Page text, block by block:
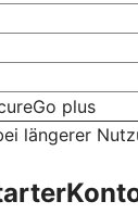
plus
längerer